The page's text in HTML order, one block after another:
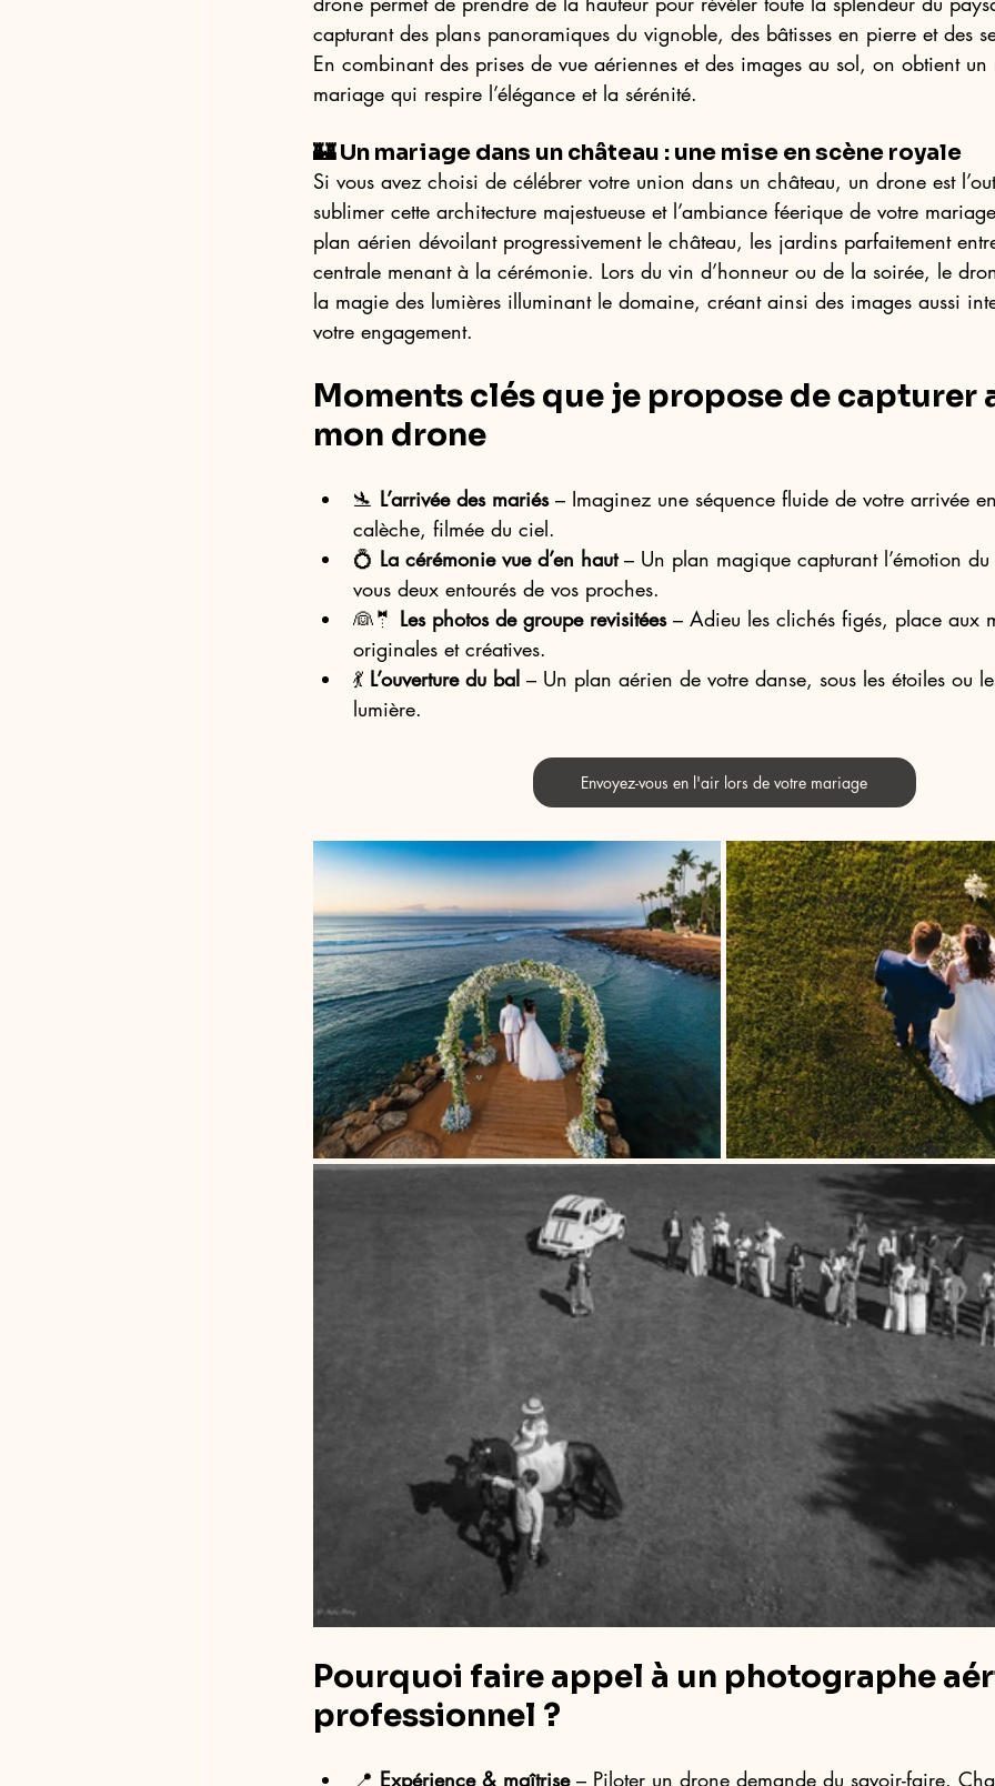
capturant des plans panoramiques du vignoble, des bâtisses en pierre et des
En combinant des prises de vue aériennes et des images au sol, on obtient
mariage qui respire l’élégance et la sérénité.
🏰 Un mariage dans un château : une mise en scène royale
Si vous avez choisi de célébrer votre union dans un château, un drone est
sublimer cette architecture majestueuse et l’ambiance féerique de votre
plan aérien dévoilant progressivement le château, les jardins parfaitement
centrale menant à la cérémonie. Lors du vin d’honneur ou de la soirée, le
la magie des lumières illuminant le domaine, créant ainsi des images aussi
votre engagement.
Moments clés que je propose de capturer
mon drone
🛬 L’arrivée des mariés – Imaginez une séquence fluide de votre arrivée
calèche, filmée du ciel.
💍 La cérémonie vue d’en haut – Un plan magique capturant l’émotion du
vous deux entourés de vos proches.
👰🤵 Les photos de groupe revisitées – Adieu les clichés figés, place aux
originales et créatives.
💃 L’ouverture du bal – Un plan aérien de votre danse, sous les étoiles ou
lumière.
Envoyez-vous en l'air lors de votre mariage
Pourquoi faire appel à un photographe
professionnel ?
📍 Expérience & maîtrise – Piloter un drone demande du savoir-faire.